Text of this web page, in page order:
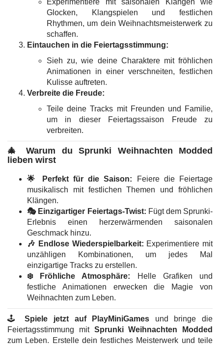
Experimentiere mit saisonalen Klängen wie
Glocken, Klangspielen und festlichen
Rhythmen, um dein Weihnachtsmeisterwerk zu
schaffen.
Eintauchen in die Feiertagsstimmung:
Sieh zu, wie deine Charaktere mit fröhlichen
Animationen in einer verschneiten, festlichen
Kulisse auftreten.
Verbreite die Freude:
Teile deine Tracks mit Freunden und Familie,
um in dieser Feiertagssaison Freude zu
verbreiten.
🎄 Warum du Sprunki Weihnachten Modded
lieben wirst
🌟 Perfekt für die Saison: Feiere die Feiertage
musikalisch mit festlichen Themen und fröhlichen
Klängen.
🎭 Einzigartiger Feiertags-Twist: Fügt dem Sprunki-
Erlebnis einen herzerwärmenden saisonalen
Geschmack hinzu.
🎶 Endlose Wiederspielbarkeit: Experimentiere mit
unzähligen Kombinationen, um jedes Mal
einzigartige Tracks zu erstellen.
❄️ Fröhliche Atmosphäre: Helle Grafiken und
festliche Animationen erwecken die Magie von
Weihnachten zum Leben.
🕹️Spiele jetzt auf PlayMiniGames und bringe die
Feiertagsstimmung mit Sprunki Weihnachten Modded
zum Leben. Erstelle dein festliches Meisterwerk und teile